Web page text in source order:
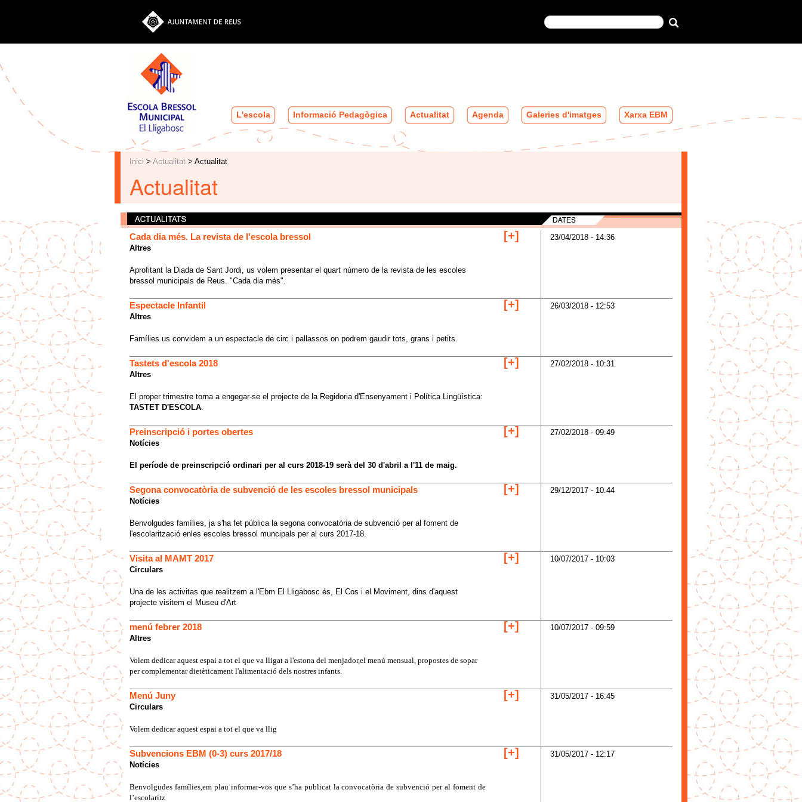
L'escola Informació Pedagògica Actualitat Agenda Galeries d'imatges Xarxa EBM
Inici > Actualitat > Actualitat
Actualitat
Cada dia més. La revista de l'escola bressol
Altres
Aprofitant la Diada de Sant Jordi, us volem presentar el quart número de la revista de les escoles
bressol municipals de Reus. "Cada dia més".
[+] 23/04/2018 - 14:36
Espectacle Infantil
Altres
Famílies us convidem a un espectacle de circ i pallassos on podrem gaudir tots, grans i petits.
[+] 26/03/2018 - 12:53
Tastets d'escola 2018
Altres
El proper trimestre torna a engegar-se el projecte de la Regidoria d'Ensenyament i Política Lingüística:
TASTET D'ESCOLA.
[+] 27/02/2018 - 10:31
Preinscripció i portes obertes
Notícies
El període de preinscripció ordinari per al curs 2018-19 serà del 30 d'abril a l'11 de maig.
[+] 27/02/2018 - 09:49
Segona convocatòria de subvenció de les escoles bressol municipals
Notícies
Benvolgudes famílies, ja s'ha fet pública la segona convocatòria de subvenció per al foment de
l'escolarització enles escoles bressol muncipals per al curs 2017-18.
[+] 29/12/2017 - 10:44
Visita al MAMT 2017
Circulars
Una de les activitas que realitzem a l'Ebm El Lligabosc és, El Cos i el Moviment, dins d'aquest
projecte visitem el Museu d'Art
[+] 10/07/2017 - 10:03
menú febrer 2018
Altres
Volem dedicar aquest espai a tot el que va lligat a l'estona del menjador,el menú mensual, propostes de sopar
per complementar dietèticament l'alimentació dels nostres infants.
[+] 10/07/2017 - 09:59
Menú Juny
Circulars
Volem dedicar aquest espai a tot el que va llig
[+] 31/05/2017 - 16:45
Subvencions EBM (0-3) curs 2017/18
Notícies
Benvolgudes famílies,em plau informar-vos que s’ha publicat la convocatòria de subvenció per al foment de
l’escolaritz
[+] 31/05/2017 - 12:17